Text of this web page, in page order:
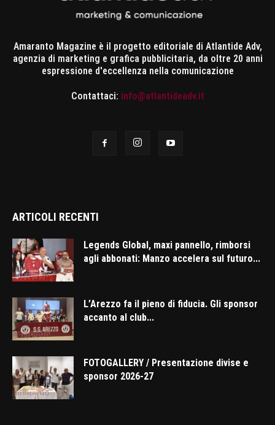
Amaranto Magazine è il progetto editoriale di Atlantide Adv,
agenzia di marketing e grafica pubblicitaria, da oltre 20 anni
espressione d'eccellenza nella comunicazione
Contattaci: info@atlantideadv.it
ARTICOLI RECENTI
Legends Global, maxi pannello, rimborsi
agli abbonati: Manzo accelera sul futuro...
L’Arezzo fa il pieno di fiducia. Gli sponsor
accanto al club...
FOTOGALLERY / Presentazione divise e
sponsor 2026-27